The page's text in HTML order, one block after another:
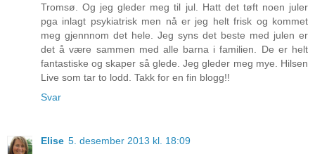
Tromsø. Og jeg gleder meg til jul. Hatt det tøft noen juler
pga inlagt psykiatrisk men nå er jeg helt frisk og kommet
meg gjennnom det hele. Jeg syns det beste med julen er
det å være sammen med alle barna i familien. De er helt
fantastiske og skaper så glede. Jeg gleder meg mye. Hilsen
Live som tar to lodd. Takk for en fin blogg!!
Svar
Elise 5. desember 2013 kl. 18:09